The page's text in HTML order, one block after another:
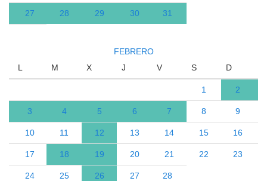
27 28 29 30 31
FEBRERO
L
M X J V S D
1 2
3 4 5 6 7 8 9
10 11 12 13 14 15 16
17 18 19 20 21 22 23
24 25 26 27 28